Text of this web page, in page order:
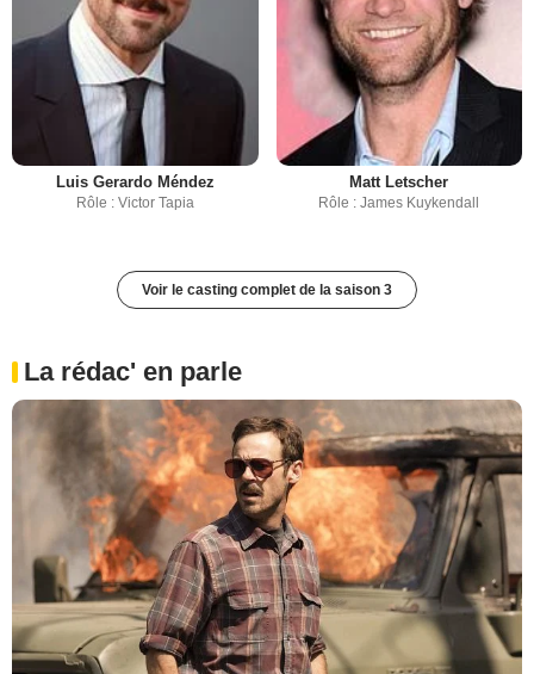
Luis Gerardo Méndez
Rôle : Victor Tapia
Matt Letscher
Rôle : James Kuykendall
Voir le casting complet de la saison 3
La rédac' en parle